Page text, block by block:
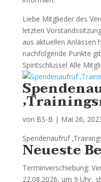
Liebe Mitglieder des
letzten
aus aktuellen Anlässen
nachfolgende Punkte
Spintschlüssel Alle
von BS-B | Mai 26,
Spendenaufruf
Neueste
Terminverschiebung:
22.08.2026, um 9 Uhr,